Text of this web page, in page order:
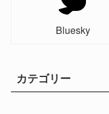
Bluesky
カテゴリー